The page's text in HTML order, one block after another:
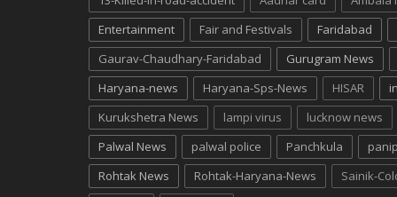
Entertainment
Fair and Festivals
Faridabad
Gaurav-Chaudhary-Faridabad
Gurugram News
Haryana-news
Haryana-Sps-News HISAR
Kurukshetra News
lampi virus
lucknow news
Palwal News
palwal police Panchkula
Rohtak News
Rohtak-Haryana-News Sainik-